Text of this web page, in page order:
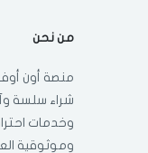
من نحن
منصة أون
شراء سلسة
وخدمات
وموثوقية